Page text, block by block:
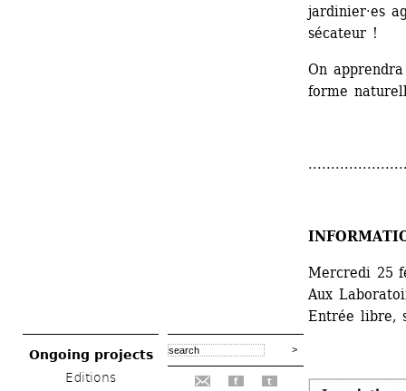
Ongoing projects
Editions
f t
jardinier·es
sécateur !
On
forme
Mercredi 25
Aux
Entrée libre,